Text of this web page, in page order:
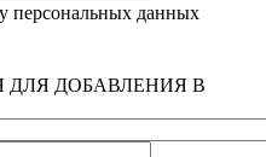
персональных данных
ДЛЯ ДОБАВЛЕНИЯ В